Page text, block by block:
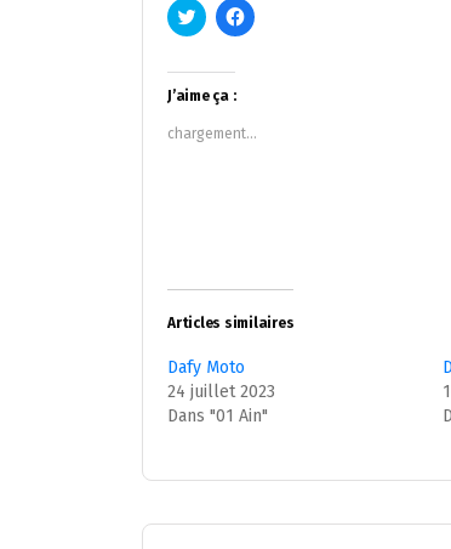
Cliquez
pour
Twitter(ouvre
dans
une
nouvelle
fenêtre)
Cliquez
pour
fenêtre)
J’aime ça :
chargement…
Articles similaires
Dafy Moto
24 juillet 2023
Dans "01 Ain"